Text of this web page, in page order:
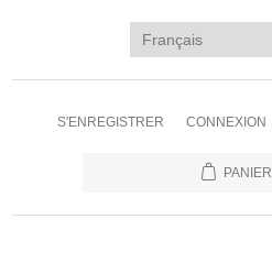
S'ENREGISTRER CONNEXION
PANIER